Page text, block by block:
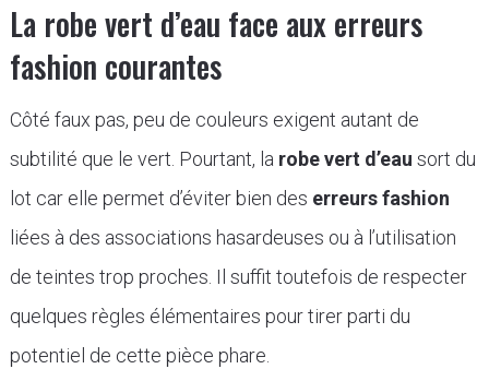
La robe vert d’eau face aux erreurs
fashion courantes
Côté faux pas, peu de couleurs exigent autant de
subtilité que le vert. Pourtant, la robe vert d’eau sort du
lot car elle permet d’éviter bien des erreurs fashion
liées à des associations hasardeuses ou à l’utilisation
de teintes trop proches. Il suffit toutefois de respecter
quelques règles élémentaires pour tirer parti du
potentiel de cette pièce phare.